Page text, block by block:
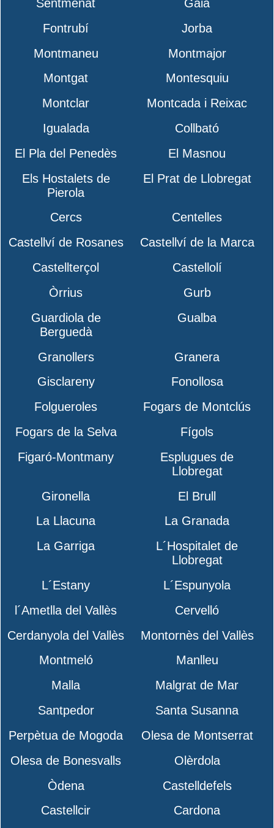
Sentmenat
Gaià
Fontrubí
Jorba
Montmaneu
Montmajor
Montgat
Montesquiu
Montclar
Montcada i Reixac
Igualada
Collbató
El Pla del Penedès
El Masnou
Els Hostalets de
Pierola
El Prat de Llobregat
Cercs
Centelles
Castellví de Rosanes
Castellví de la Marca
Castellterçol
Castellolí
Òrrius
Gurb
Guardiola de
Berguedà
Gualba
Granollers
Granera
Gisclareny
Fonollosa
Folgueroles
Fogars de Montclús
Fogars de la Selva
Fígols
Figaró-Montmany
Esplugues de
Llobregat
Gironella
El Brull
La Llacuna
La Granada
La Garriga
L´Hospitalet de
Llobregat
L´Estany
L´Espunyola
l´Ametlla del Vallès
Cervelló
Cerdanyola del Vallès
Montornès del Vallès
Montmeló
Manlleu
Malla
Malgrat de Mar
Santpedor
Santa Susanna
Perpètua de Mogoda
Olesa de Montserrat
Olesa de Bonesvalls
Olèrdola
Òdena
Castelldefels
Castellcir
Cardona